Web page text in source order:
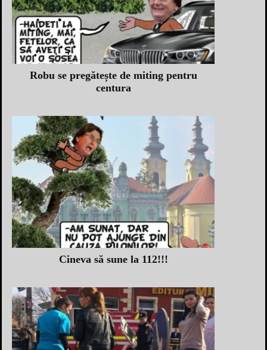
Robu se pregătește de miting pentru
centura
Cineva să sune la 112!!!